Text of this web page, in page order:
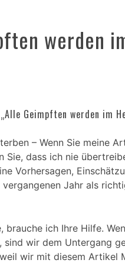
werden
Geimpften werden im
– Wenn Sie meine
Sie, dass ich nie
Vorhersagen,
Jahr als
brauche ich Ihre Hilfe.
sind wir dem Untergang
wir mit diesem Artikel